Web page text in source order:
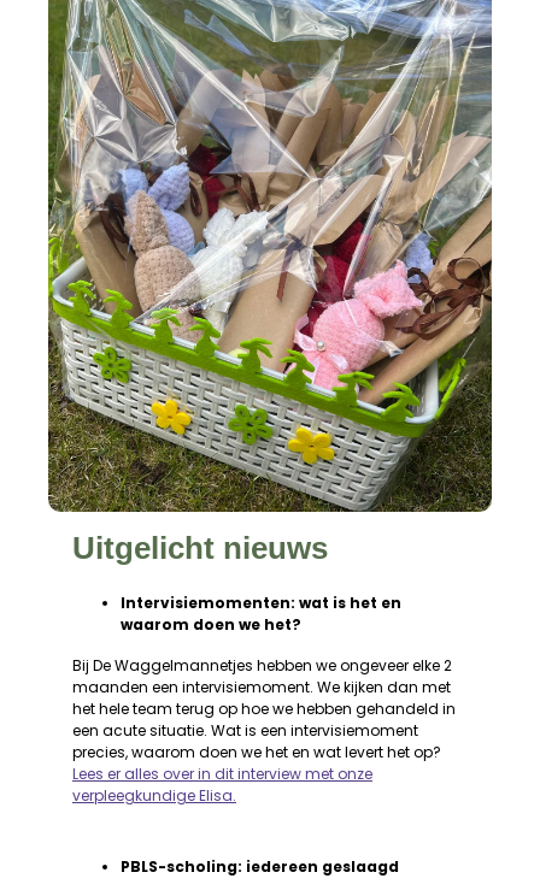
Uitgelicht nieuws
Intervisiemomenten: wat is het en
waarom doen we het?
Bij De Waggelmannetjes hebben we ongeveer elke 2
maanden een intervisiemoment. We kijken dan met
het hele team terug op hoe we hebben gehandeld in
een acute situatie. Wat is een intervisiemoment
precies, waarom doen we het en wat levert het op?
Lees er alles over in dit interview met onze
verpleegkundige Elisa.
PBLS-scholing: iedereen geslaagd